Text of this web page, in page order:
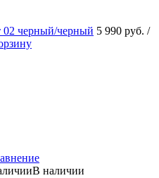
черный/черный 5 990 руб. /
В наличии